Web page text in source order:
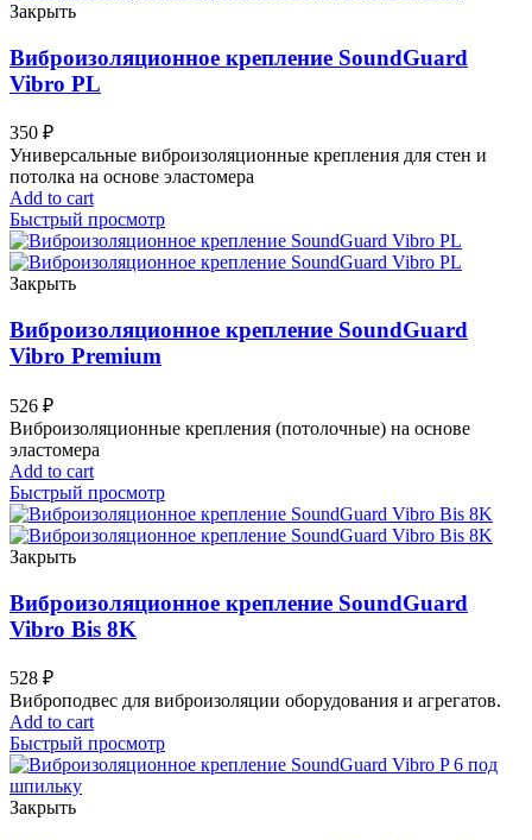
Закрыть
Виброизоляционное крепление SoundGuard
Vibro PL
350 ₽
Универсальные виброизоляционные крепления для стен и
потолка на основе эластомера
Add to cart
Быстрый просмотр
Закрыть
Виброизоляционное крепление SoundGuard
Vibro Premium
526 ₽
Виброизоляционные крепления (потолочные) на основе
эластомера
Add to cart
Быстрый просмотр
Закрыть
Виброизоляционное крепление SoundGuard
Vibro Bis 8K
528 ₽
Виброподвес для виброизоляции оборудования и агрегатов.
Add to cart
Быстрый просмотр
Закрыть